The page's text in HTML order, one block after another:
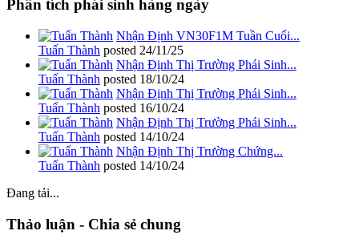
Phân tích phái sinh hàng ngày
Nhận Định VN30F1M Tuần Cuối...
Tuấn Thành posted 24/11/25
Nhận Định Thị Trường Phái Sinh...
Tuấn Thành posted 18/10/24
Nhận Định Thị Trường Phái Sinh...
Tuấn Thành posted 16/10/24
Nhận Định Thị Trường Phái Sinh...
Tuấn Thành posted 14/10/24
Nhận Định Thị Trường Chứng...
Tuấn Thành posted 14/10/24
Đang tải...
Thảo luận - Chia sẻ chung